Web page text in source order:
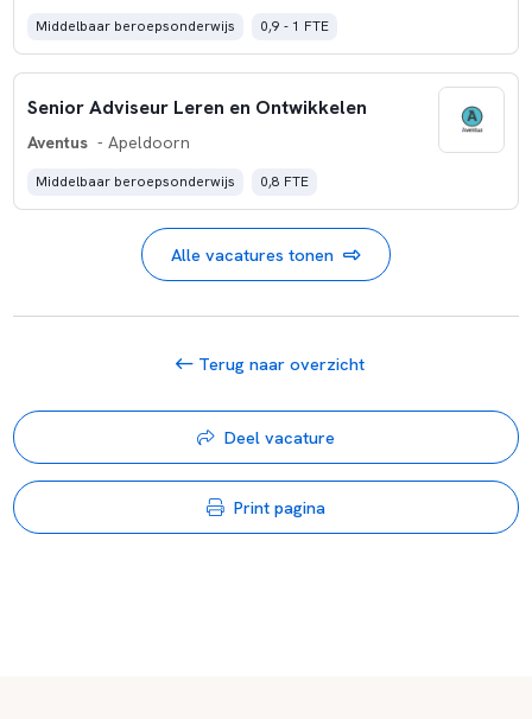
Middelbaar beroepsonderwijs 0,9 - 1 FTE
Senior Adviseur Leren en Ontwikkelen
Aventus - Apeldoorn
Middelbaar beroepsonderwijs 0,8 FTE
Alle vacatures tonen
Terug naar overzicht
Deel vacature
Print pagina